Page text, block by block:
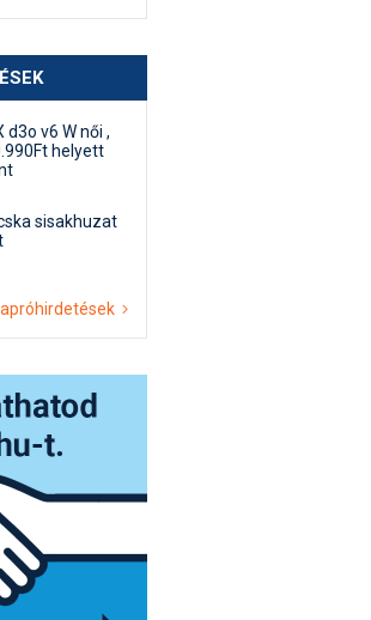
d3o v6 W női ,
helyett
sisakhuzat